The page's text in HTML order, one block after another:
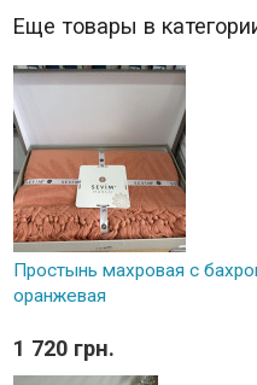
Еще товары в
Простынь махровая с
оранжевая
1 720 грн.